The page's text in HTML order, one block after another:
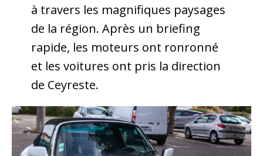
à travers les magnifiques paysages
de la région. Après un briefing
rapide, les moteurs ont ronronné
et les voitures ont pris la direction
de Ceyreste.